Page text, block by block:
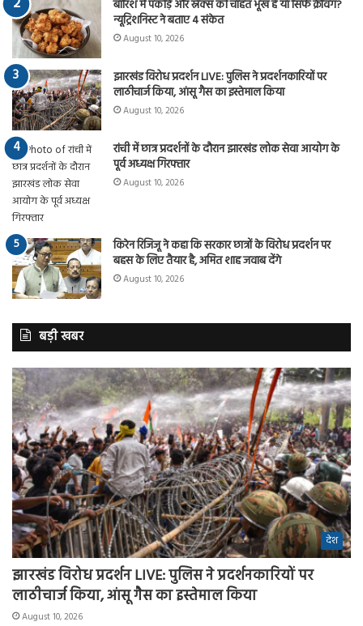
बारिश में पकोड़े और स्नैक्स की चाहत भूख है या सिर्फ क्रेविंग?
न्यूट्रिशनिस्ट ने बताए 4 संकेत
August 10, 2026
झारखंड विरोध प्रदर्शन LIVE: पुलिस ने प्रदर्शनकारियों पर
लाठीचार्ज किया, आंसू गैस का इस्तेमाल किया
August 10, 2026
रांची में छात्र प्रदर्शनों के दौरान झारखंड लोक सेवा आयोग के
पूर्व अध्यक्ष गिरफ्तार
August 10, 2026
किरेन रिजिजू ने कहा कि सरकार छात्रों के विरोध प्रदर्शन पर
बहस के लिए तैयार है, अमित शाह जवाब देंगे
August 10, 2026
बड़ी खबर
देश
झारखंड विरोध प्रदर्शन LIVE: पुलिस ने प्रदर्शनकारियों पर
लाठीचार्ज किया, आंसू गैस का इस्तेमाल किया
August 10, 2026